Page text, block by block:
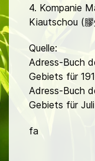
4. Kompanie
Kiautschou (膠
Quelle:
Adress-Buch
Gebiets für
Adress-Buch
Gebiets für
fa